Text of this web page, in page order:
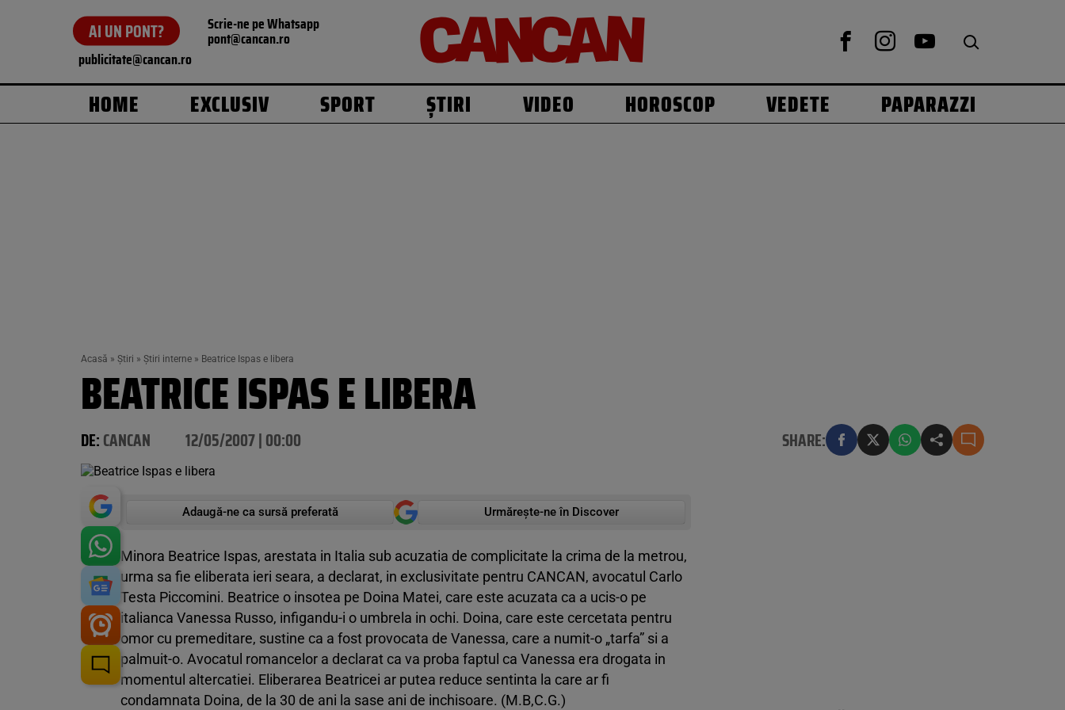
AI UN PONT? Scrie-ne pe Whatsapp
pont@cancan.ro
publicitate@cancan.ro
HOME EXCLUSIV SPORT ȘTIRI VIDEO HOROSCOP VEDETE PAPARAZZI
Acasă » Știri » Știri interne » Beatrice Ispas e libera
BEATRICE ISPAS E LIBERA
DE:CANCAN 12/05/2007 | 00:00 SHARE:
Adaugă-ne ca sursă preferată Urmărește-ne în Discover
Minora Beatrice Ispas, arestata in Italia sub acuzatia de complicitate la crima de la metrou,
urma sa fie eliberata ieri seara, a declarat, in exclusivitate pentru CANCAN, avocatul Carlo
Testa Piccomini. Beatrice o insotea pe Doina Matei, care este acuzata ca a ucis-o pe
italianca Vanessa Russo, infigandu-i o umbrela in ochi. Doina, care este cercetata pentru
omor cu premeditare, sustine ca a fost provocata de Vanessa, care a numit-o „tarfa” si a
palmuit-o. Avocatul romancelor a declarat ca va proba faptul ca Vanessa era drogata in
momentul altercatiei. Eliberarea Beatricei ar putea reduce sentinta la care ar fi
condamnata Doina, de la 30 de ani la sase ani de inchisoare. (M.B,C.G.)